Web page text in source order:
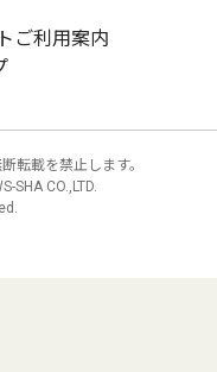
ご利用案内
転載を禁止します。
SHA CO.,LTD.